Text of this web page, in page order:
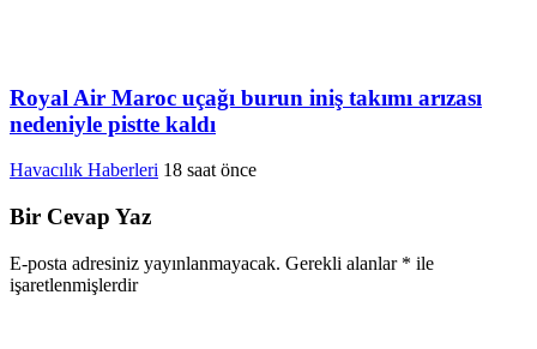
Royal Air Maroc uçağı burun iniş takımı arızası
nedeniyle pistte kaldı
Havacılık Haberleri 18 saat önce
Bir Cevap Yaz
E-posta adresiniz yayınlanmayacak. Gerekli alanlar * ile
işaretlenmişlerdir